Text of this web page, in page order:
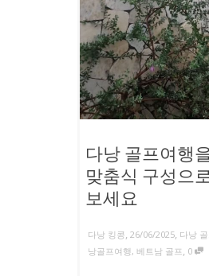
다낭 골프여행
맞춤식 구성으
보세요
다낭 킹콩, 26/06/2025, 다낭
낭골프여행, 베트남 골프, 0